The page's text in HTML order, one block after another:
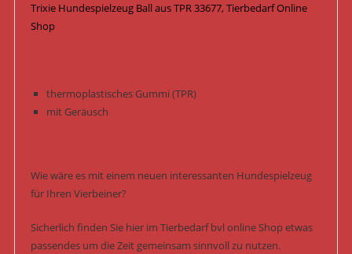
Trixie Hundespielzeug Ball aus TPR 33677, Tierbedarf Online
Shop
thermoplastisches Gummi (TPR)
mit Geräusch
Wie wäre es mit einem neuen interessanten Hundespielzeug
für Ihren Vierbeiner?
Sicherlich finden Sie hier im Tierbedarf bvl online Shop etwas
passendes um die Zeit gemeinsam sinnvoll zu nutzen.